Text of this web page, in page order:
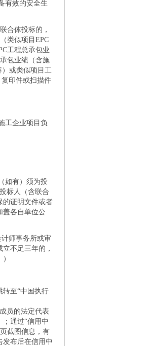
有效的安全生
合体投标的，
类似项目EPC
工程总承包业
包业绩（含施
）或类似项目工
印件或扫描件
工企业项目负
如有）须为投
标人（含联合
的证明文件或者
盖各自单位公
计师事务所或审
不足三年的，
转至“中国执行
员的法定代表
通过“信用中
截图信息，有
布后在信用中